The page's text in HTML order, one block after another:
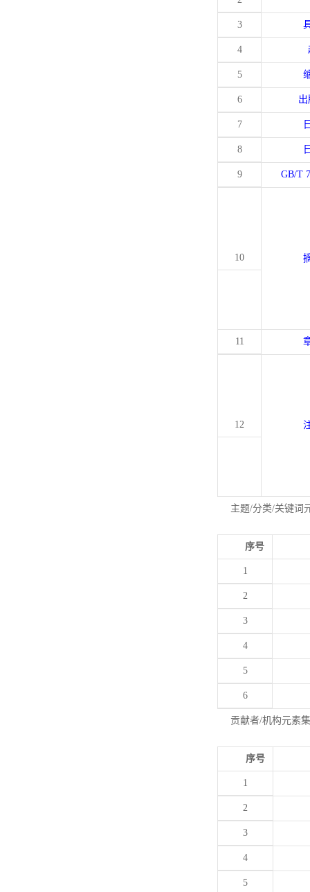
3
4
5
6
7
8
9 GB/T
10
11
12
主题/分类/关键词
序号
1
2
3
4
5
6
贡献者/机构元素
序号
1
2
3
4
5